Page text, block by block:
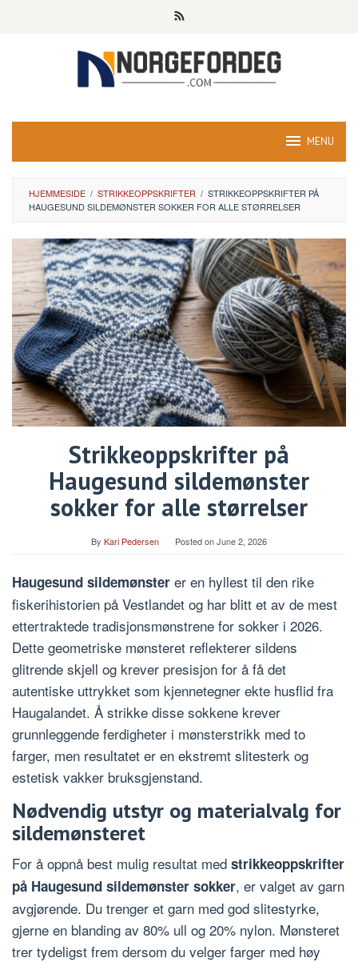
MENU
HJEMMESIDE / STRIKKEOPPSKRIFTER / STRIKKEOPPSKRIFTER PÅ
HAUGESUND SILDEMØNSTER SOKKER FOR ALLE STØRRELSER
Strikkeoppskrifter på
Haugesund sildemønster
sokker for alle størrelser
By Kari Pedersen Posted onJune 2, 2026
Haugesund sildemønster er en hyllest til den rike
fiskerihistorien på Vestlandet og har blitt et av de mest
ettertraktede tradisjonsmønstrene for sokker i 2026.
Dette geometriske mønsteret reflekterer sildens
glitrende skjell og krever presisjon for å få det
autentiske uttrykket som kjennetegner ekte husflid fra
Haugalandet. Å strikke disse sokkene krever
grunnleggende ferdigheter i mønsterstrikk med to
farger, men resultatet er en ekstremt slitesterk og
estetisk vakker bruksgjenstand.
Nødvendig utstyr og materialvalg for
sildemønsteret
For å oppnå best mulig resultat med strikkeoppskrifter
på Haugesund sildemønster sokker, er valget av garn
avgjørende. Du trenger et garn med god slitestyrke,
gjerne en blanding av 80% ull og 20% nylon. Mønsteret
trer tydeligst frem dersom du velger farger med høy